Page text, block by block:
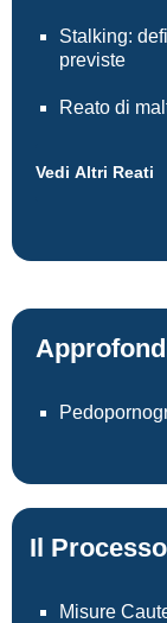
Il
Misure
Stalking:
previste
Reato di
Vedi Altri Reati